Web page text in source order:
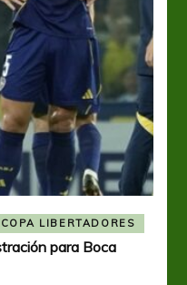
LIBERTADORES
para Boca